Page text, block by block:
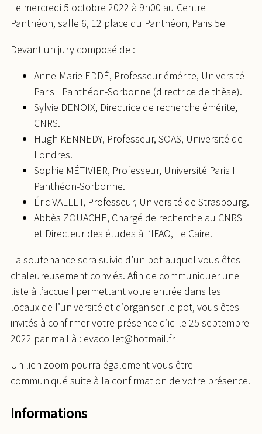
Le mercredi 5 octobre 2022 à 9h00 au Centre
Panthéon, salle 6, 12 place du Panthéon, Paris 5e
Devant un jury composé de :
Anne-Marie EDDÉ, Professeur émérite, Université
Paris I Panthéon-Sorbonne (directrice de thèse).
Sylvie DENOIX, Directrice de recherche émérite,
CNRS.
Hugh KENNEDY, Professeur, SOAS, Université de
Londres.
Sophie MÉTIVIER, Professeur, Université Paris I
Panthéon-Sorbonne.
Éric VALLET, Professeur, Université de Strasbourg.
Abbès ZOUACHE, Chargé de recherche au CNRS
et Directeur des études à l’IFAO, Le Caire.
La soutenance sera suivie d’un pot auquel vous êtes
chaleureusement conviés. Afin de communiquer une
liste à l’accueil permettant votre entrée dans les
locaux de l’université et d’organiser le pot, vous êtes
invités à confirmer votre présence d’ici le 25 septembre
2022 par mail à : evacollet@hotmail.fr
Un lien zoom pourra également vous être
communiqué suite à la confirmation de votre présence.
Informations